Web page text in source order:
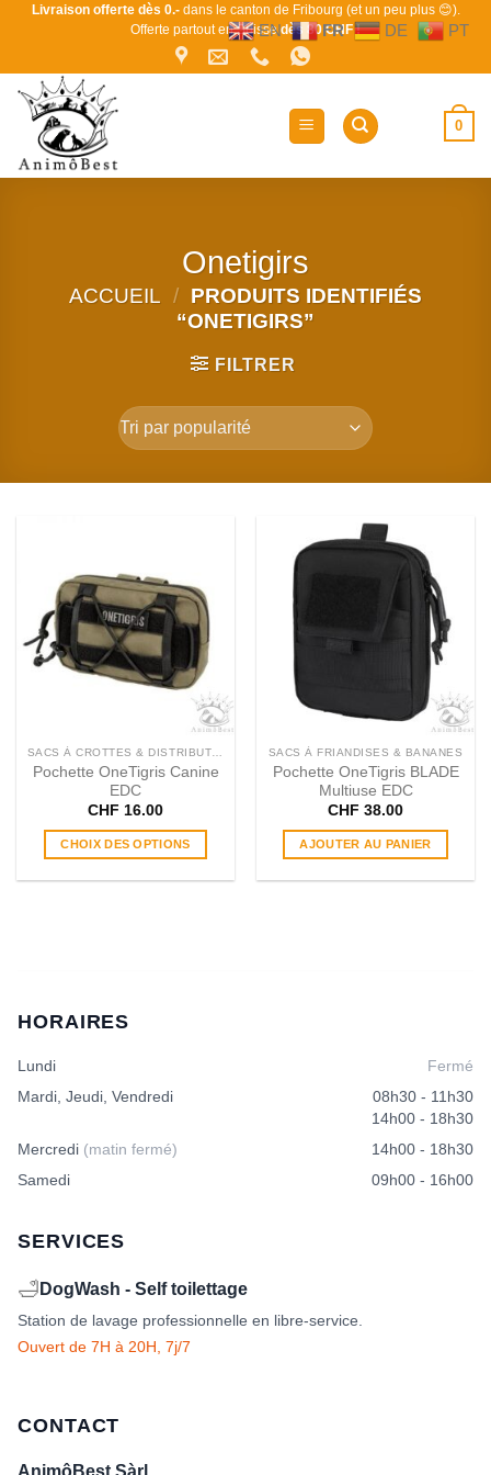
PasserLivraison offerte dès 0.-dans le canton de Fribourg (et un peu plus 😊).
Offerte partout en Suissedès 80 CHF !
0
Onetigirs
ACCUEIL / PRODUITS IDENTIFIÉS
“ONETIGIRS”
FILTRER
Pochette OneTigris Canine
EDC
CHF 16.00
CHOIX DES OPTIONS
peuvent
sur
du
SACS À FRIANDISES & BANANES
Pochette OneTigris BLADE
Multiuse EDC
CHF 38.00
AJOUTER AU PANIER
HORAIRES
Lundi
Fermé
Mardi, Jeudi, Vendredi
08h30 - 11h30
14h00 - 18h30
Mercredi (matin fermé)
14h00 - 18h30
Samedi
09h00 - 16h00
SERVICES
🛁 DogWash - Self toilettage
Station de lavage professionnelle en libre-service.
Ouvert de 7H à 20H, 7j/7
CONTACT
EN FR DE PT